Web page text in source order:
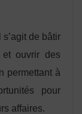
s’agit de bâtir
et ouvrir des
permettant à
pour
affaires.